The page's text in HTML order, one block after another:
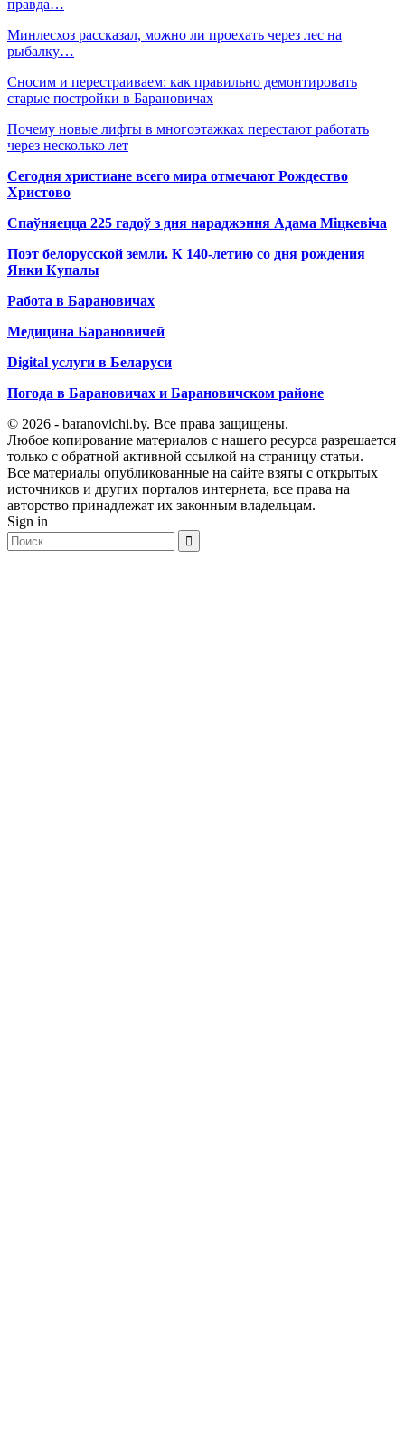
правда…
Минлесхоз рассказал, можно ли проехать через лес на
рыбалку…
Сносим и перестраиваем: как правильно демонтировать
старые постройки в Барановичах
Почему новые лифты в многоэтажках перестают работать
через несколько лет
Сегодня христиане всего мира отмечают Рождество
Христово
Спаўняецца 225 гадоў з дня нараджэння Адама Міцкевіча
Поэт белорусской земли. К 140-летию со дня рождения
Янки Купалы
Работа в Барановичах
Медицина Барановичей
Digital услуги в Беларуси
Погода в Барановичах и Барановичском районе
© 2026 - baranovichi.by. Все права защищены.
Любое копирование материалов с нашего ресурса разрешается
только с обратной активной ссылкой на страницу статьи.
Все материалы опубликованные на сайте взяты с открытых
источников и других порталов интернета, все права на
авторство принадлежат их законным владельцам.
Sign in